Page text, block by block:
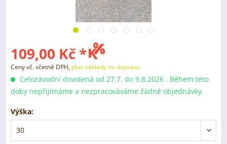
109,00 Kč *
Ceny vč. včetně DPH, plus náklady na dopravu
Celozávodní dovolená od 27.7. do 9.8.2026 . Během této
doby nepřijímáme a nezpracováváme žádné objednávky.
Výška: